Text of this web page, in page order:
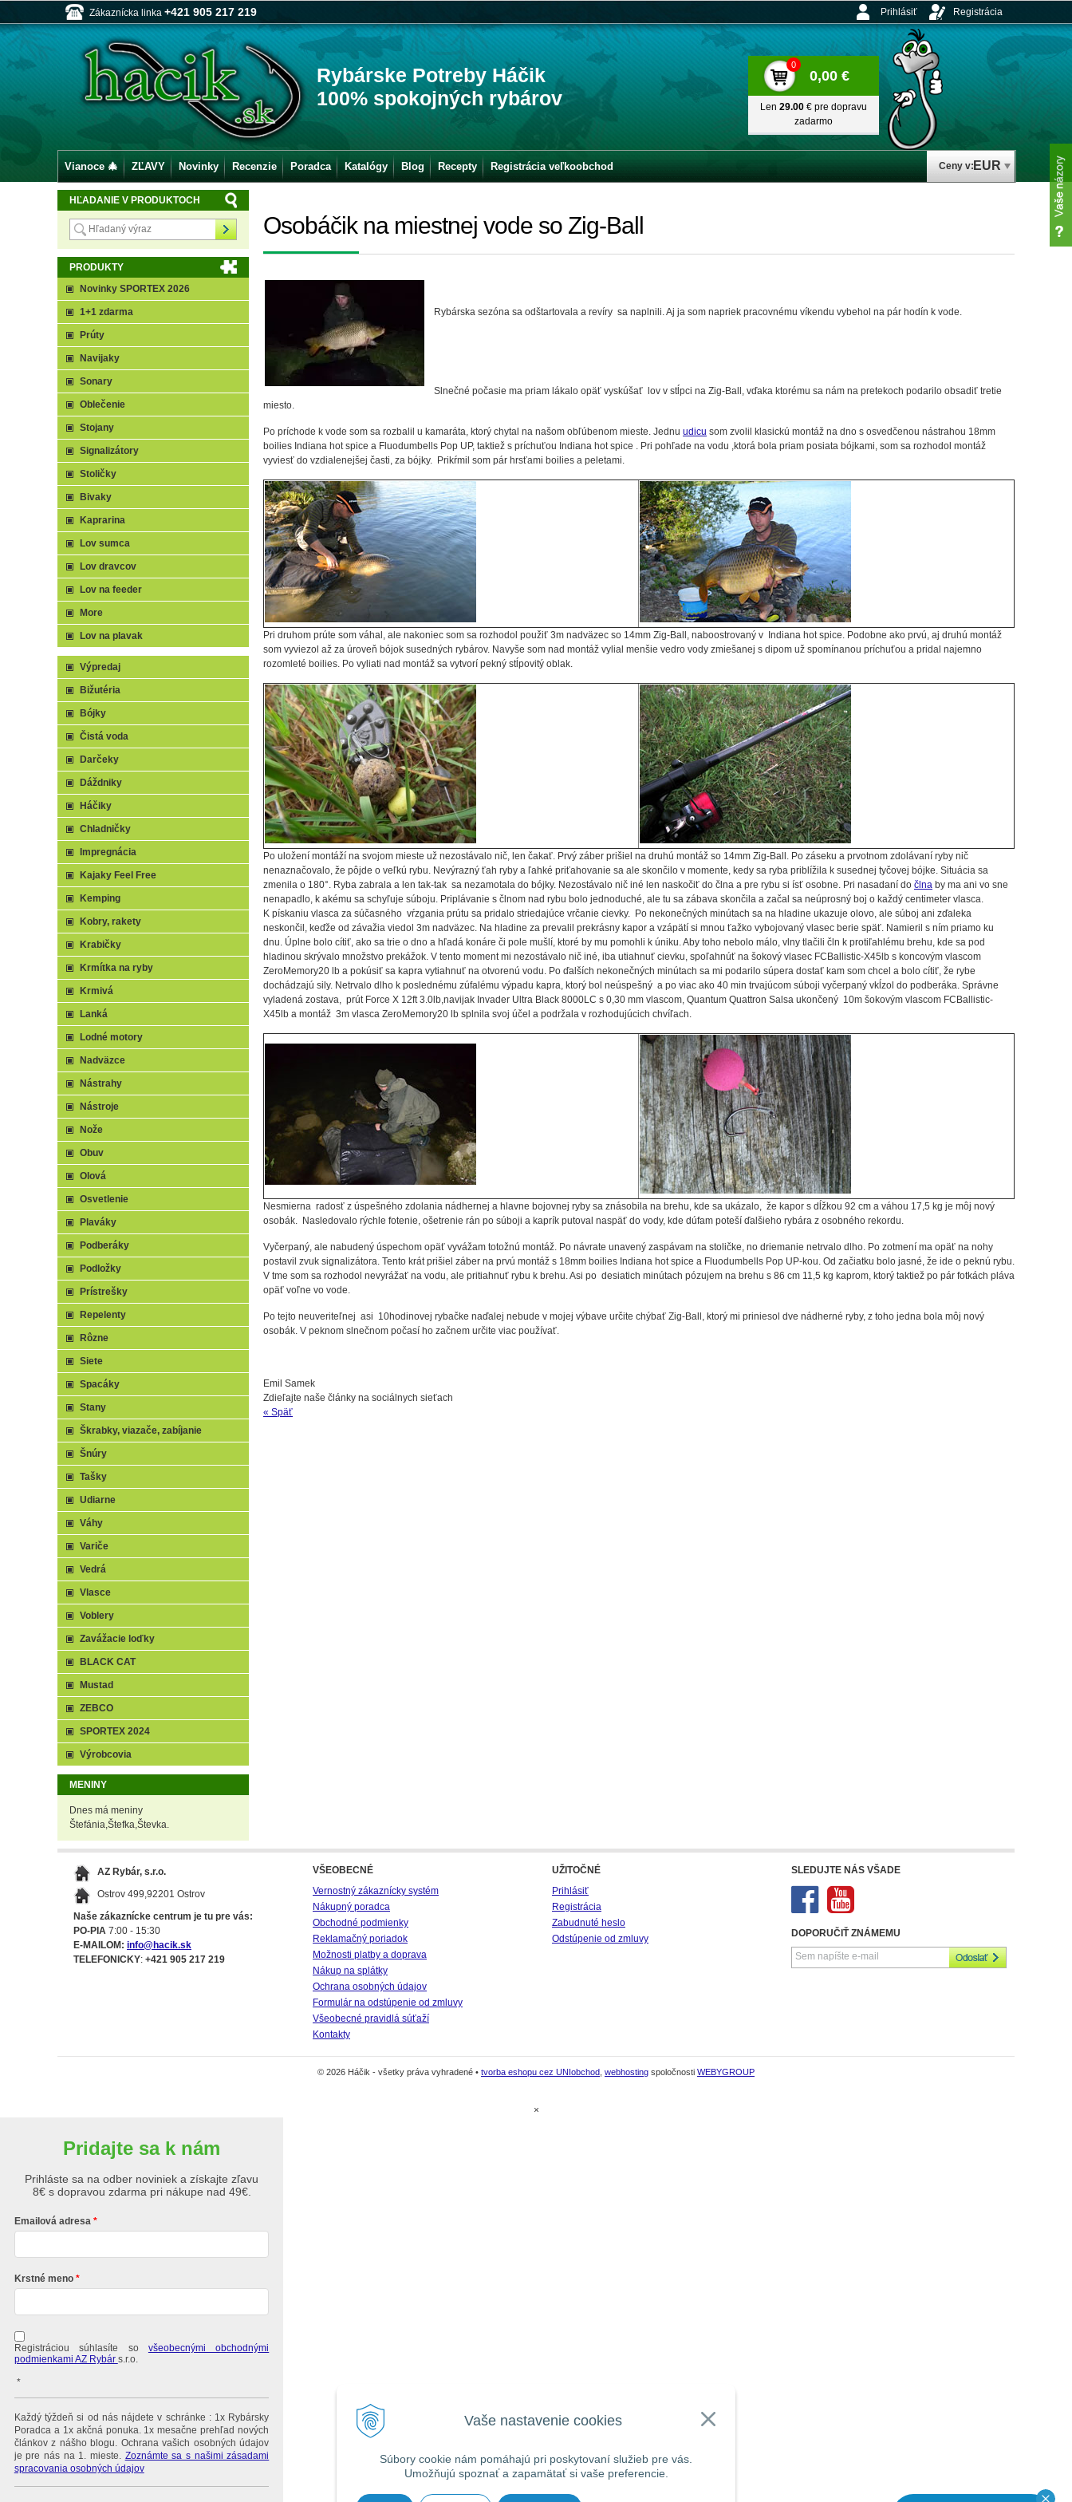
Vaše nastavenie cookies
Súbory cookie nám pomáhajú pri poskytovaní služieb pre vás.
Umožňujú spoznať a zapamätať si vaše preferencie.
Zákaznícka linka +421 905 217 219
Rybárske Potreby Háčik
100% spokojných rybárov
Ceny v: EUR
Prihlásiť Registrácia
0
0,00 €
Len 29.00 € pre dopravu
zadarmo
Osobáčik na miestnej vode so Zig-Ball
Rybárska sezóna sa odštartovala a revíry sa naplnili. Aj ja som napriek pracovnému víkendu vybehol na pár hodín k vode.
Slnečné počasie ma priam lákalo opäť vyskúšať lov v stĺpci na Zig-Ball, vďaka ktorému sa nám na pretekoch podarilo obsadiť tretie
miesto.
Po príchode k vode som sa rozbalil u kamaráta, ktorý chytal na našom obľúbenom mieste. Jednu udicu som zvolil klasickú montáž na dno s osvedčenou nástrahou 18mm
boilies Indiana hot spice a Fluodumbells Pop UP, taktiež s príchuťou Indiana hot spice . Pri pohľade na vodu ,ktorá bola priam posiata bójkami, som sa rozhodol montáž
vyviesť do vzdialenejšej časti, za bójky. Prikŕmil som pár hrsťami boilies a peletami.
Pri druhom prúte som váhal, ale nakoniec som sa rozhodol použiť 3m nadväzec so 14mm Zig-Ball, naboostrovaný v Indiana hot spice. Podobne ako prvú, aj druhú montáž
som vyviezol až za úroveň bójok susedných rybárov. Navyše som nad montáž vylial menšie vedro vody zmiešanej s dipom už spomínanou príchuťou a pridal najemno
rozomleté boilies. Po vyliati nad montáž sa vytvorí pekný stĺpovitý oblak.
Po uložení montáží na svojom mieste už nezostávalo nič, len čakať. Prvý záber prišiel na druhú montáž so 14mm Zig-Ball. Po záseku a prvotnom zdolávaní ryby nič
nenaznačovalo, že pôjde o veľkú rybu. Nevýrazný ťah ryby a ľahké priťahovanie sa ale skončilo v momente, kedy sa ryba priblížila k susednej tyčovej bójke. Situácia sa
zmenila o 180°. Ryba zabrala a len tak-tak sa nezamotala do bójky. Nezostávalo nič iné len naskočiť do člna a pre rybu si ísť osobne. Pri nasadaní do člna by ma ani vo sne
nenapadlo, k akému sa schyľuje súboju. Priplávanie s člnom nad rybu bolo jednoduché, ale tu sa zábava skončila a začal sa neúprosný boj o každý centimeter vlasca.
K pískaniu vlasca za súčasného vŕzgania prútu sa pridalo striedajúce vrčanie cievky. Po nekonečných minútach sa na hladine ukazuje olovo, ale súboj ani zďaleka
neskončil, keďže od závažia viedol 3m nadväzec. Na hladine za prevalil prekrásny kapor a vzápätí si mnou ťažko vybojovaný vlasec berie späť. Namieril s ním priamo ku
dnu. Úplne bolo cítiť, ako sa trie o dno a hľadá konáre či pole mušlí, ktoré by mu pomohli k úniku. Aby toho nebolo málo, vlny tlačili čln k protiľahlému brehu, kde sa pod
hladinou skrývalo množstvo prekážok. V tento moment mi nezostávalo nič iné, iba utiahnuť cievku, spoľahnúť na šokový vlasec FCBallistic-X45lb s koncovým vlascom
ZeroMemory20 lb a pokúsiť sa kapra vytiahnuť na otvorenú vodu. Po ďalších nekonečných minútach sa mi podarilo súpera dostať kam som chcel a bolo cítiť, že rybe
dochádzajú sily. Netrvalo dlho k poslednému zúfalému výpadu kapra, ktorý bol neúspešný a po viac ako 40 min trvajúcom súboji vyčerpaný vkĺzol do podberáka. Správne
vyladená zostava, prút Force X 12ft 3.0lb,navijak Invader Ultra Black 8000LC s 0,30 mm vlascom, Quantum Quattron Salsa ukončený 10m šokovým vlascom FCBallistic-
X45lb a montáž 3m vlasca ZeroMemory20 lb splnila svoj účel a podržala v rozhodujúcich chvíľach.
Nesmierna radosť z úspešného zdolania nádhernej a hlavne bojovnej ryby sa znásobila na brehu, kde sa ukázalo, že kapor s dĺžkou 92 cm a váhou 17,5 kg je môj nový
osobák. Nasledovalo rýchle fotenie, ošetrenie rán po súboji a kaprík putoval naspäť do vody, kde dúfam poteší ďalšieho rybára z osobného rekordu.
Vyčerpaný, ale nabudený úspechom opäť vyvážam totožnú montáž. Po návrate unavený zaspávam na stoličke, no driemanie netrvalo dlho. Po zotmení ma opäť na nohy
postavil zvuk signalizátora. Tento krát prišiel záber na prvú montáž s 18mm boilies Indiana hot spice a Fluodumbells Pop UP-kou. Od začiatku bolo jasné, že ide o peknú rybu.
V tme som sa rozhodol nevyrážať na vodu, ale pritiahnuť rybu k brehu. Asi po desiatich minútach pózujem na brehu s 86 cm 11,5 kg kaprom, ktorý taktiež po pár fotkách pláva
opäť voľne vo vode.
Po tejto neuveriteľnej asi 10hodinovej rybačke naďalej nebude v mojej výbave určite chýbať Zig-Ball, ktorý mi priniesol dve nádherné ryby, z toho jedna bola môj nový
osobák. V peknom slnečnom počasí ho začnem určite viac používať.
Emil Samek
Zdieľajte naše články na sociálnych sieťach
« Späť
HĽADANIE V PRODUKTOCH
PRODUKTY
Novinky SPORTEX 2026
1+1 zdarma
Prúty
Navijaky
Sonary
Oblečenie
Stojany
Signalizátory
Stoličky
Bivaky
Kaprarina
Lov sumca
Lov dravcov
Lov na feeder
More
Lov na plavak
Výpredaj
Bižutéria
Bójky
Čistá voda
Darčeky
Dáždniky
Háčiky
Chladničky
Impregnácia
Kajaky Feel Free
Kemping
Kobry, rakety
Krabičky
Krmítka na ryby
Krmivá
Lanká
Lodné motory
Nadväzce
Nástrahy
Nástroje
Nože
Obuv
Olová
Osvetlenie
Plaváky
Podberáky
Podložky
Prístrešky
Repelenty
Rôzne
Siete
Spacáky
Stany
Škrabky, viazače, zabíjanie
Šnúry
Tašky
Udiarne
Váhy
Variče
Vedrá
Vlasce
Voblery
Zavážacie loďky
BLACK CAT
Mustad
ZEBCO
SPORTEX 2024
Výrobcovia
MENINY
Dnes má meniny
Štefánia,Štefka,Števka.
Vianoce 🎄 ZĽAVY Novinky Recenzie Poradca Katalógy Blog Recepty Registrácia veľkoobchod
AZ Rybár, s.r.o.
Ostrov 499,92201 Ostrov
Naše zákaznícke centrum je tu pre vás:
PO-PIA 7:00 - 15:30
E-MAILOM: info@hacik.sk
TELEFONICKY: +421 905 217 219
VŠEOBECNÉ
Vernostný zákaznícky systém
Nákupný poradca
Obchodné podmienky
Reklamačný poriadok
Možnosti platby a doprava
Nákup na splátky
Ochrana osobných údajov
Formulár na odstúpenie od zmluvy
Všeobecné pravidlá súťaží
Kontakty
UŽITOČNÉ
Prihlásiť
Registrácia
Zabudnuté heslo
Odstúpenie od zmluvy
SLEDUJTE NÁS VŠADE
DOPORUČIŤ ZNÁMEMU
© 2026 Háčik - všetky práva vyhradené • tvorba eshopu cez UNIobchod webhosting spoločnosti WEBYGROUP
×
Pridajte sa k nám
Prihláste sa na odber noviniek a získajte zľavu
8€ s dopravou zdarma pri nákupe nad 49€.
Emailová adresa
Krstné meno
Registráciou súhlasíte so všeobecnými obchodnými
podmienkami AZ Rybár s.r.o.
*
Každý týždeň si od nás nájdete v schránke : 1x Rybársky
Poradca a 1x akčná ponuka. 1x mesačne prehľad nových
článkov z nášho blogu. Ochrana vašich osobných údajov
je pre nás na 1. mieste. Zoznámte sa s našimi zásadami
spracovania osobných údajov